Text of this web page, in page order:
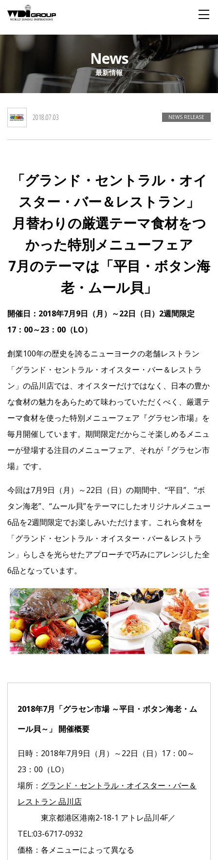
About WDI
WDI STANDARD
私たちが大切にするもの 舞台は世界
Social Responsibility Sustainability
Restaurant
Wedding
IR
投資家の皆様へ コーポレート・ガバナンス
よくあるご質問
Franchise
Recruit
Contact
JP EN
News
最新情報
2018.07.03 NEWS RELEASE
「グランド・セントラル・オイ
スター・バー＆レストラン」
月替わりの厳選テーマ食材をつ
かった特別メニューフェア
7月のテーマは「平目・ボタン海
老・ムール貝」
開催日：2018年7月9日（月）～22日（日）2週間限定
17：00～23：00（LO）
創業100年の歴史を誇るニューヨークの老舗レストラン
「グランド・セントラル・オイスター・バー＆レストラ
ン」の品川店では、オイスターだけではなく、日本の豊か
な食材の魅力をあらためて味わっていただくべく、厳選テ
ーマ食材を使った特別メニューフェア『グラセン市場』を
毎月開催しています。期間限定だからこそ楽しめるメニュ
ーが登場する注目のメニューフェア、それが『グラセン市
場』です。
今回は7月9日（月）～22日（日）の期間中、“平目”、“ボ
タン海老”、“ムール貝”をテーマにしたオリジナルメニュー
6品を2週間限定でお楽しみいただけます。これら食材を
「グランド・セントラル・オイスター・バー＆レストラ
ン」らしさを光らせたアプローチで巧みにアレンジした全
6品となっています。
2018年7月「グラセン市場 ～平目・ボタン海老・ム
ール貝～」 開催概要
日時：2018年7月9日（月）～22日（日）17：00～
23：00（LO）
場所： グランド・セントラル・オイスター・バー＆
レストラン 品川店
東京都港区港南2-18-1 アトレ品川4F／
TEL:03-6717-0932
価格：各メニューによって異なる